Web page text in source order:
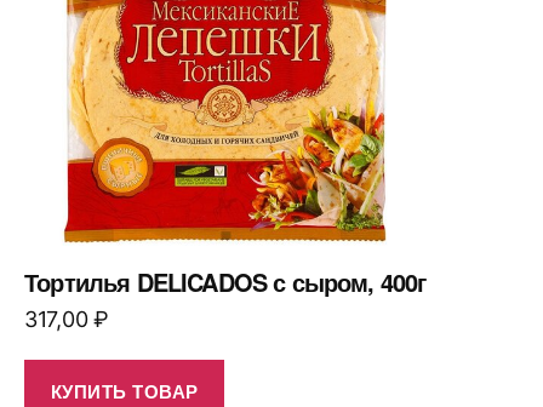
Тортилья DELICADOS с сыром, 400г
317,00₽
КУПИТЬ ТОВАР